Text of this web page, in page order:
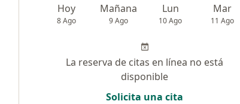
Hoy
8 Ago
Mañana
9 Ago
Lun
10 Ago
Mar
11 Ago
La reserva de citas en línea no está
disponible
Solicita una cita